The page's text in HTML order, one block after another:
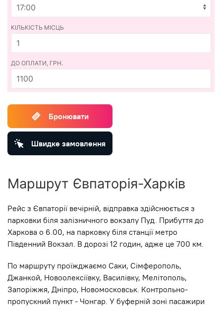
КІЛЬКІСТЬ МІСЦЬ
ДО ОПЛАТИ, ГРН.
1100
Бронювати
Швидке замовлення
Маршрут Євпаторія-Харків
Рейс з Євпаторії вечірній, відправка здійснюється з
парковки біля залізничного вокзалу Пуд. Прибуття до
Харкова о 6.00, на парковку біля станції метро
Південний Вокзал. В дорозі 12 годин, адже це 700 км.
По маршруту проїжджаємо Саки, Сімферополь,
Джанкой, Новоолексіївку, Василівку, Мелітополь,
Запоріжжя, Дніпро, Новомосковськ. Контрольно-
пропускний пункт - Чонгар. У буферній зоні пасажири